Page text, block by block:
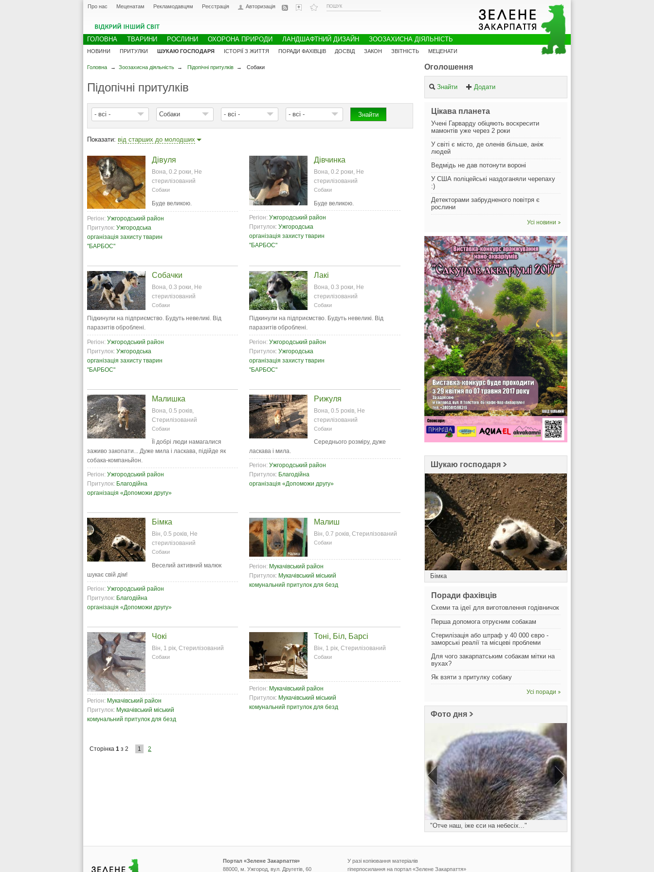
Головна → Зоозахисна діяльність → Підопічні притулків → Собаки
Підопічні притулків
- всі - Собаки - всі - - всі -
Показати: від старших до молодших
Дівуля
Вона, 0.2 роки, Не
стерилізований
Собаки
Буде великою.
Регіон:Ужгородський район
Притулок:Ужгородська
організація захисту тварин
"БАРБОС"
Дівчинка
Вона, 0.2 роки, Не
стерилізований
Собаки
Буде великою.
Регіон:Ужгородський район
Притулок:Ужгородська
організація захисту тварин
"БАРБОС"
Собачки
Вона, 0.3 роки, Не
стерилізований
Собаки
Підкинули на підприємство. Будуть невеликі. Від
паразитів оброблені.
Регіон:Ужгородський район
Притулок:Ужгородська
організація захисту тварин
"БАРБОС"
Лакі
Вона, 0.3 роки, Не
стерилізований
Собаки
Підкинули на підприємство. Будуть невеликі. Від
паразитів оброблені.
Регіон:Ужгородський район
Притулок:Ужгородська
організація захисту тварин
"БАРБОС"
Малишка
Вона, 0.5 років,
Стерилізований
Собаки
Її добрі люди намагалися
заживо закопати... Дуже мила і ласкава, підійде як
собака-компаньйон.
Регіон:Ужгородський район
Притулок: Благодійна
організація «Допоможи другу»
Рижуля
Вона, 0.5 років, Не
стерилізований
Собаки
Середнього розміру, дуже
ласкава і мила.
Регіон:Ужгородський район
Притулок: Благодійна
організація «Допоможи другу»
Бімка
Він, 0.5 років, Не
стерилізований
Собаки
Веселий активний малюк
шукає свій дім!
Регіон:Ужгородський район
Притулок: Благодійна
організація «Допоможи другу»
Малиш
Він, 0.7 років, Стерилізований
Собаки
Регіон: Мукачівський район
Притулок: Мукачівський міський
комунальний притулок для безд
Чокі
Він, 1 рік, Стерилізований
Собаки
Регіон: Мукачівський район
Притулок: Мукачівський міський
комунальний притулок для безд
Тоні, Біл, Барсі
Він, 1 рік, Стерилізований
Собаки
Регіон: Мукачівський район
Притулок: Мукачівський міський
комунальний притулок для безд
Сторінка1 з 2 1 2
Оголошення
Знайти Додати
Цікава планета
Учені Гарварду обіцяють воскресити
мамонтів уже через 2 роки
У світі є місто, де оленів більше, аніж
людей
Ведмідь не дав потонути вороні
У США поліцейські наздоганяли черепаху
:)
Детекторами забрудненого повітря є
рослини
Усі новини
Шукаю господаря
Щасливчик Бімка
Поради фахівців
Схеми та ідеї для виготовлення годівничок
Перша допомога отруєним собакам
Стерилізація або штраф у 40 000 євро -
заморські реалії та місцеві проблеми
Для чого закарпатським собакам мітки на
вухах?
Як взяти з притулку собаку
Усі поради
Фото дня
"Отче наш, іже єси на небесіх..."
Про нас Меценатам Рекламодавцям Реєстрація Авторизація
ГОЛОВНА ТВАРИНИ РОСЛИНИ ОХОРОНА ПРИРОДИ ЛАНДШАФТНИЙ ДИЗАЙН ЗООЗАХИСНА ДІЯЛЬНІСТЬ
НОВИНИ ПРИТУЛКИ ШУКАЮ ГОСПОДАРЯ ІСТОРІЇ З ЖИТТЯ ПОРАДИ ФАХІВЦІВ ДОСВІД ЗАКОН ЗВІТНІСТЬ МЕЦЕНАТИ
Портал «Зелене Закарпаття»
88000, м. Ужгород, вул. Другетів, 60
У разі копіювання матеріалів
гіперпосилання на портал «Зелене Закарпаття»